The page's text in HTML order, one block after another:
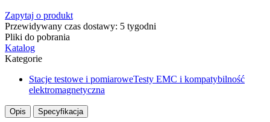
Zapytaj o produkt
Przewidywany czas dostawy: 5 tygodni
Pliki do pobrania
Katalog
Kategorie
Stacje testowe i pomiaroweTesty EMC i kompatybilność
elektromagnetyczna
Opis Specyfikacja